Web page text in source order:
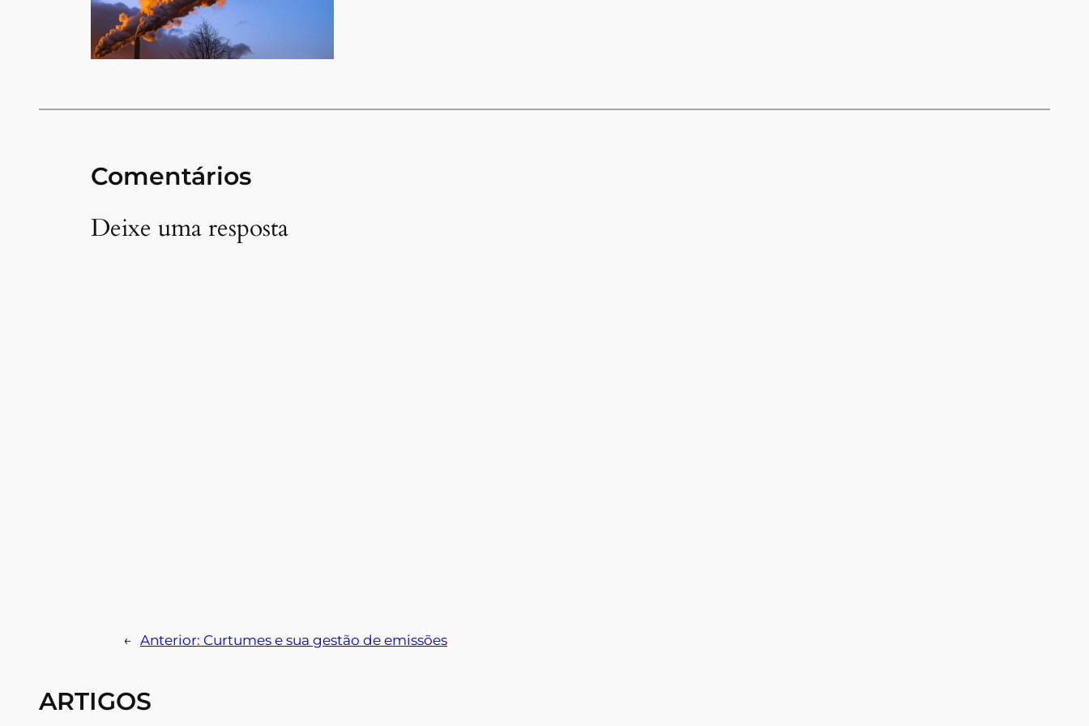
Comentários
Deixe uma resposta
← Anterior: Curtumes e sua gestão de emissões
ARTIGOS